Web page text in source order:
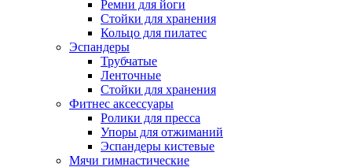
Ремни для йоги
Стойки для хранения
Кольцо для пилатес
Эспандеры
Трубчатые
Ленточные
Стойки для хранения
Фитнес аксессуары
Ролики для пресса
Упоры для отжиманий
Эспандеры кистевые
Мячи гимнастические